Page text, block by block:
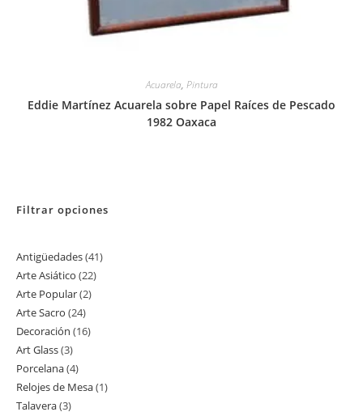
Acuarela, Pintura
Eddie Martínez Acuarela sobre Papel Raíces de Pescado
1982 Oaxaca
Filtrar opciones
Antigüedades 4141
Arte Asiático 2222
Arte Popular 22
Arte Sacro 2424
productos
Decoración 1616
Art Glass 33
productos
Porcelana 44
productos
Relojes de Mesa 11
Talavera 33